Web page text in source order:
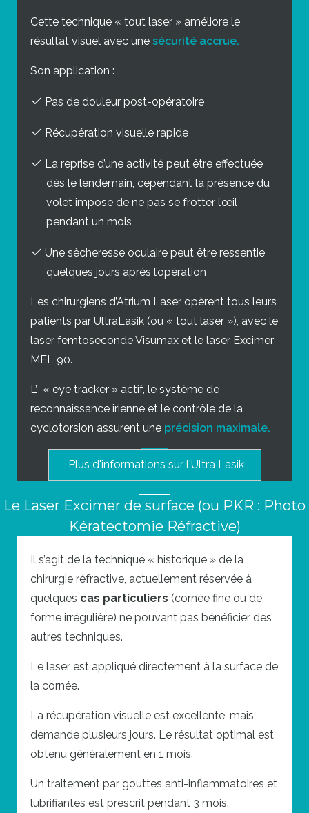
Cette technique « tout laser » améliore le
résultat visuel avec une sécurité accrue.
Son application :
Pas de douleur post-opératoire
Récupération visuelle rapide
La reprise d’une activité peut être effectuée
dès le lendemain, cependant la présence du
volet impose de ne pas se frotter l’œil
pendant un mois
Une sècheresse oculaire peut être ressentie
quelques jours après l’opération
Les chirurgiens d’Atrium Laser opèrent tous leurs
patients par UltraLasik (ou « tout laser »), avec le
laser femtoseconde Visumax et le laser Excimer
MEL 90.
L’ « eye tracker » actif, le système de
reconnaissance irienne et le contrôle de la
cyclotorsion assurent une précision maximale.
Plus d'informations sur l'Ultra Lasik
Le Laser Excimer de surface (ou PKR : Photo
Kératectomie Réfractive)
Il s’agit de la technique « historique » de la
chirurgie réfractive, actuellement réservée à
quelques cas particuliers (cornée fine ou de
forme irrégulière) ne pouvant pas bénéficier des
autres techniques.
Le laser est appliqué directement à la surface de
la cornée.
La récupération visuelle est excellente, mais
demande plusieurs jours. Le résultat optimal est
obtenu généralement en 1 mois.
Un traitement par gouttes anti-inflammatoires et
lubrifiantes est prescrit pendant 3 mois.